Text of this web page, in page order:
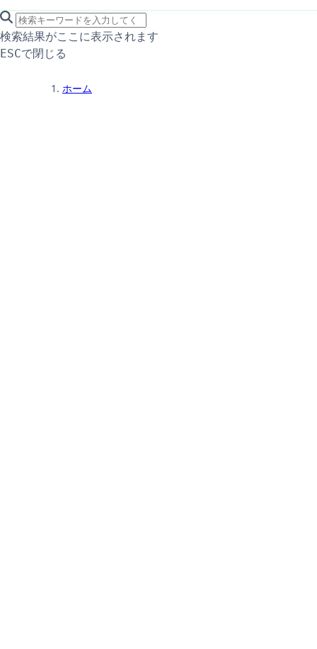
search icon
サイト内検索
検索結果がここに表示されます
ESCで閉じる
ホーム